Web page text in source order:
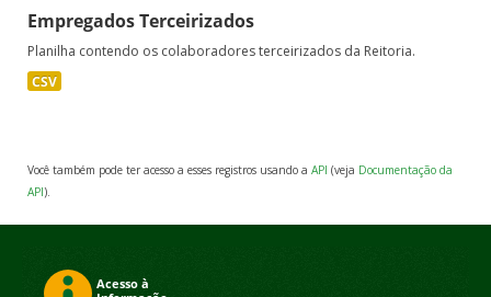
Empregados Terceirizados
Planilha contendo os colaboradores terceirizados da Reitoria.
CSV
Você também pode ter acesso a esses registros usando a API (veja Documentação da
API).